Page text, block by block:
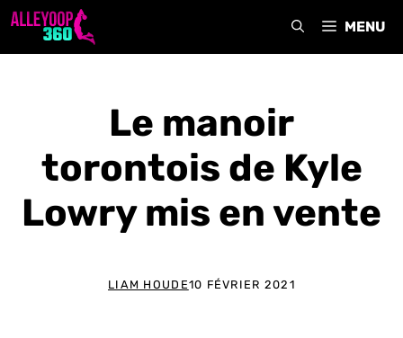
Aller
MENU
Le manoir
torontois de Kyle
Lowry mis en vente
LIAM HOUDE10 FÉVRIER 2021